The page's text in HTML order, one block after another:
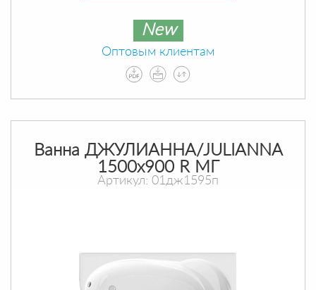
New
Оптовым клиентам
Ванна ДЖУЛИАННА/JULIANNA
1500х900 R МГ
Артикул: 01дж1595п